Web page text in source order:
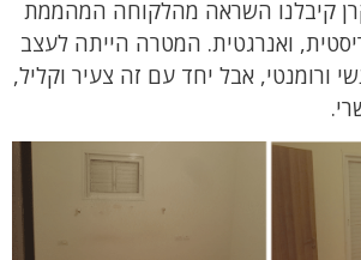
קיבלנו השראה מהלקוחה המהממת
ואנרגטית. המטרה הייתה לעצב
ורומנטי, אבל יחד עם זה צעיר וקליל,